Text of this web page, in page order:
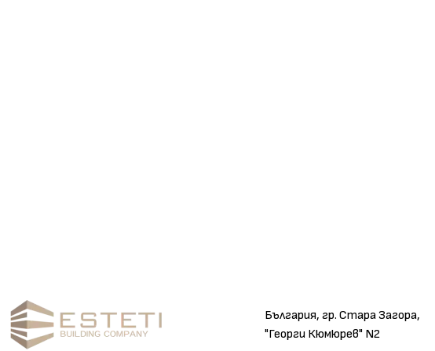
България, гр. Стара Загора,
"Георги Кюмюрев" N2